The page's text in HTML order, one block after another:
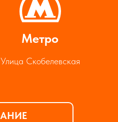
Метро
Улица Скобелевская